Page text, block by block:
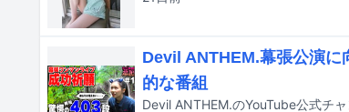
Devil ANTHEM.幕張公演に
的な番組